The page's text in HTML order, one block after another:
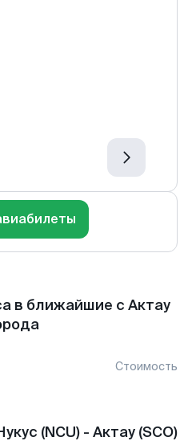
в ближайшие с Актау
Стоимость
(NCU) - Актау (SCO)